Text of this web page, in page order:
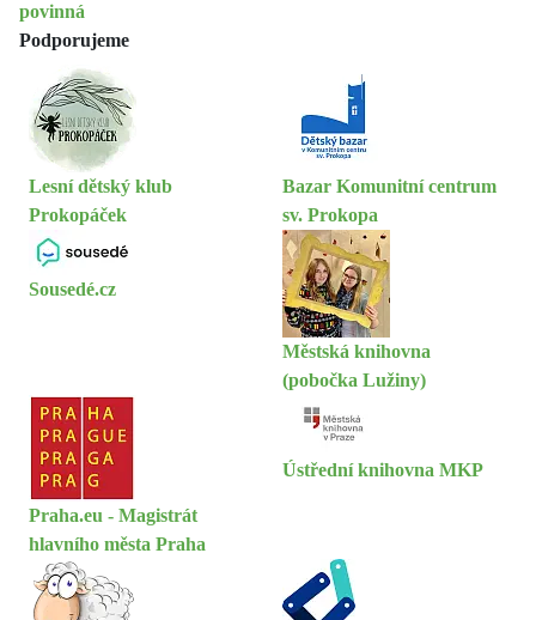
povinná
Podporujeme
Lesní dětský klub
Prokopáček
Bazar Komunitní centrum
sv. Prokopa
Sousedé.cz
Městská knihovna
(pobočka Lužiny)
Praha.eu - Magistrát
hlavního města Praha
Ústřední knihovna MKP